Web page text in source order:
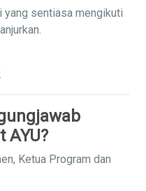
yang sentiasa mengikuti
AYU?
Ketua Program dan